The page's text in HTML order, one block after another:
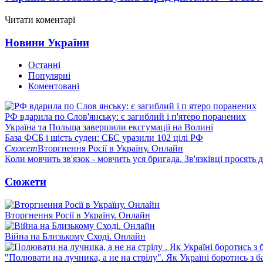
Читати коментарі
Новини України
Останні
Популярні
Коментовані
РФ вдарила по Слов'янську: є загиблий і п'ятеро поранених
Україна та Польща завершили ексгумації на Волині
База ФСБ і шість суден: СБС уразили 102 цілі РФ
СюжетВторгнення Росії в Україну. Онлайн
Коли мовчить зв'язок - мовчить уся бригада. Зв'язківці просять
Сюжети
Вторгнення Росії в Україну. Онлайн
Війна на Близькому Сході. Онлайн
"Полювати на лучника, а не на стрілу". Як Україні боротись з